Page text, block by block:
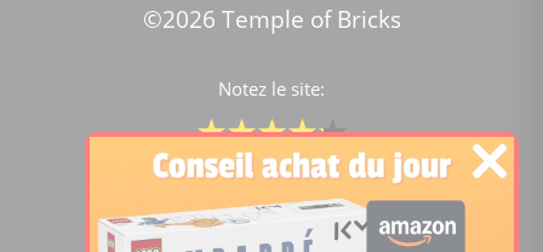
©2026 Temple of Bricks
Notez le site:
Comparateur de prix Lego
4.2/5 -15451notes